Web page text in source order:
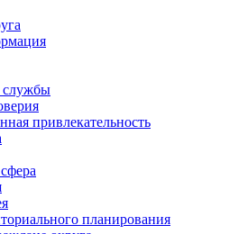
службы
привлекательность
планирования